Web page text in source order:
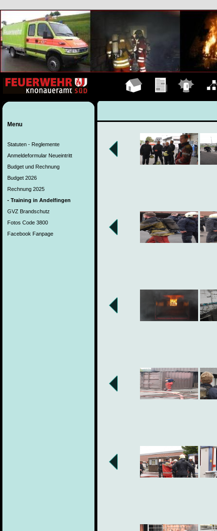
Menu
Statuten - Reglemente
Anmeldeformular Neueintritt
Budget und Rechnung
Budget 2026
Rechnung 2025
- Training in Andelfingen
GVZ Brandschutz
Fotos Code 3800
Facebook Fanpage